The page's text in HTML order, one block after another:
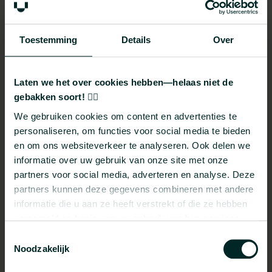
Toestemming Details Over
Laten we het over cookies hebben—helaas niet de
gebakken soort! 🤷‍♂️
We gebruiken cookies om content en advertenties te
personaliseren, om functies voor social media te bieden
en om ons websiteverkeer te analyseren. Ook delen we
informatie over uw gebruik van onze site met onze
partners voor social media, adverteren en analyse. Deze
partners kunnen deze gegevens combineren met andere
informatie die u aan ze heeft verstrekt of die ze hebben
verzameld op basis van uw gebruik van hun services.
Noodzakelijk
voltooit, wordt er een gebeurtenis
opgenomen. Voorlopig werkt deze functie
alleen met YouTube. Het kan echter worden
uitgebreid via Google Tag Manager (GTM).
Bestanden downloaden
wanneer een bezoeker op een downloadbaar